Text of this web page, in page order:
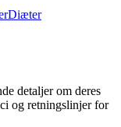
Diæter
detaljer om deres
og retningslinjer for